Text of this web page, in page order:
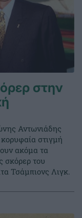
στην
Αντωνιάδης
στιγμή
ακόμα τα
σκόρερ του
Τσάμπιονς Λιγκ.